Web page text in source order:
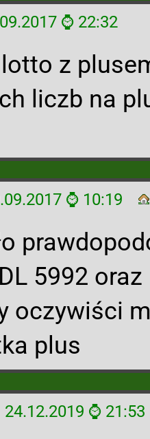
⌚ 22:32
z
liczb na
⌚ 10:19
5992
oczywiści
plus
24.12.2019 ⌚ 21:53